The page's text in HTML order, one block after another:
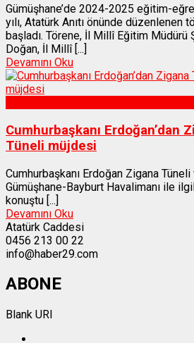
Gümüşhane’de 2024-2025 eğitim-
yılı, Atatürk Anıtı önünde düzenlenen
başladı. Törene, İl Millî Eğitim Müdürü
Doğan, İl Millî [...]
Devamını Oku
Cumhurbaşkanı Erdoğan’dan
Tüneli müjdesi
Cumhurbaşkanı Erdoğan Zigana Tüneli
Gümüşhane-Bayburt Havalimanı ile
konuştu [...]
Devamını Oku
Atatürk Caddesi
0456 213 00 22
info@haber29.com
ABONE
Blank URI